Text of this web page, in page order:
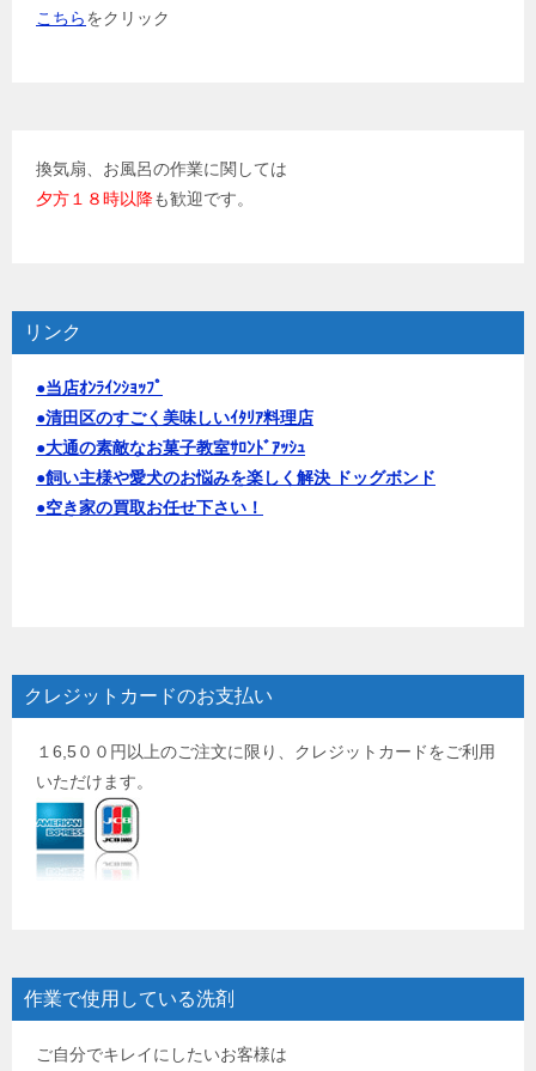
こちらをクリック
換気扇、お風呂の作業に関しては
夕方１８時以降も歓迎です。
リンク
●当店ｵﾝﾗｲﾝｼｮｯﾌﾟ
●清田区のすごく美味しいｲﾀﾘｱ料理店
●大通の素敵なお菓子教室ｻﾛﾝﾄﾞｱｯｼｭ
●飼い主様や愛犬のお悩みを楽しく解決 ドッグボンド
●空き家の買取お任せ下さい！
クレジットカードのお支払い
１6,5００円以上のご注文に限り、クレジットカードをご利用
いただけます。
作業で使用している洗剤
ご自分でキレイにしたいお客様は